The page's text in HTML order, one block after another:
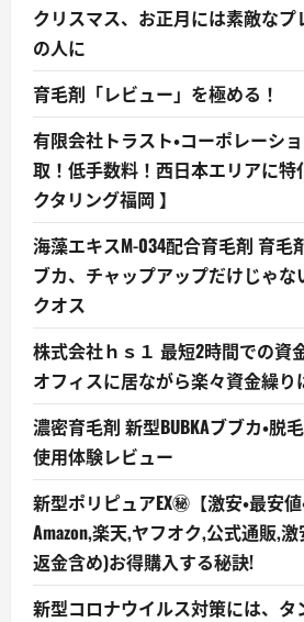
クリスマス、お正月には素敵な
の人に
育毛剤「レビュー」を極める！
有限会社トラスト・コーポレーシ
取！低手数料！西日本エリアに特
クタリング福岡 】
海藻エキスM-034配合育毛剤 育毛
ブカ、チャップアップだけじゃな
クオス
株式会社ｈｓ１ 最短2時間での資
オフィスに居ながら楽々資金繰り
濃密育毛剤 新型BUBKAブブカ・脱
使用体験レビュー
新型ポリピュアEX㊙【激安・最安値
Amazon,楽天,ヤフオク,公式通販,激
返金含め)お得購入する秘訣!
新型コロナウイルス対策には、